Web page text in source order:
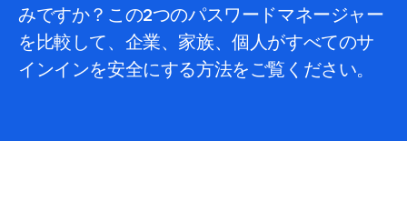
みですか？この2つのパスワードマネージャー
を比較して、企業、家族、個人がすべてのサ
インインを安全にする方法をご覧ください。